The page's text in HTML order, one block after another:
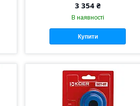
3 354 ₴
В наявності
Купити